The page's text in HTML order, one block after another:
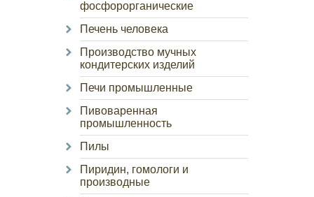
фосфорорганические
Печень человека
Производство мучных
кондитерских изделий
Печи промышленные
Пивоваренная
промышленность
Пилы
Пиридин, гомологи и
производные